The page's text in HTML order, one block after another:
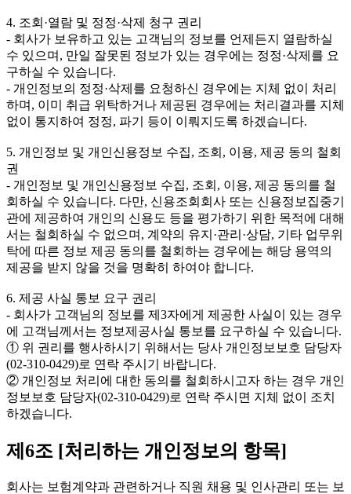
4. 조회·열람 및 정정·삭제 청구 권리
- 회사가 보유하고 있는 고객님의 정보를 언제든지 열람하실
수 있으며, 만일 잘못된 정보가 있는 경우에는 정정·삭제를 요
구하실 수 있습니다.
- 개인정보의 정정·삭제를 요청하신 경우에는 지체 없이 처리
하며, 이미 취급 위탁하거나 제공된 경우에는 처리결과를 지체
없이 통지하여 정정, 파기 등이 이뤄지도록 하겠습니다.
5. 개인정보 및 개인신용정보 수집, 조회, 이용, 제공 동의 철회
권
- 개인정보 및 개인신용정보 수집, 조회, 이용, 제공 동의를 철
회하실 수 있습니다. 다만, 신용조회회사 또는 신용정보집중기
관에 제공하여 개인의 신용도 등을 평가하기 위한 목적에 대해
서는 철회하실 수 없으며, 계약의 유지·관리·상담, 기타 업무위
탁에 따른 정보 제공 동의를 철회하는 경우에는 해당 용역의
제공을 받지 않을 것을 명확히 하여야 합니다.
6. 제공 사실 통보 요구 권리
- 회사가 고객님의 정보를 제3자에게 제공한 사실이 있는 경우
에 고객님께서는 정보제공사실 통보를 요구하실 수 있습니다.
① 위 권리를 행사하시기 위해서는 당사 개인정보보호 담당자
(02-310-0429)로 연락 주시기 바랍니다.
② 개인정보 처리에 대한 동의를 철회하시고자 하는 경우 개인
정보보호 담당자(02-310-0429)로 연락 주시면 지체 없이 조치
하겠습니다.
제6조 [처리하는 개인정보의 항목]
회사는 보험계약과 관련하거나 직원 채용 및 인사관리 또는 보